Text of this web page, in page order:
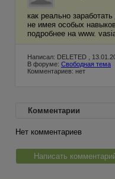
как реально
не имея особых
подробнее на www.
Написал: DELETED ,
В форуме: Свободная тема
Комментариев: нет
Комментарии
Нет комментариев
Написать